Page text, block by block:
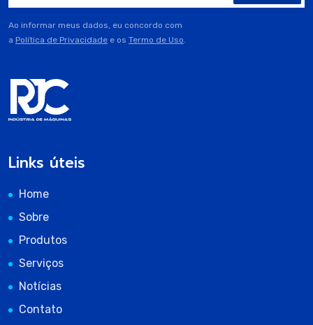
Ao informar meus dados, eu concordo com
a Política de Privacidade e os Termo de Uso.
Links úteis
Home
Sobre
Produtos
Serviços
Notícias
Contato